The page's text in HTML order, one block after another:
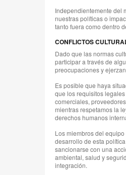
Independientemente del
nuestras políticas o
tanto fuera como dentro
CONFLICTOS
Dado que las normas
participar a través de
preocupaciones y
Es posible que haya
que los requisitos
comerciales,
mientras respetamos la
derechos humanos
Los miembros del
desarrollo de esta
sancionarse con una
ambiental, salud y
integración.